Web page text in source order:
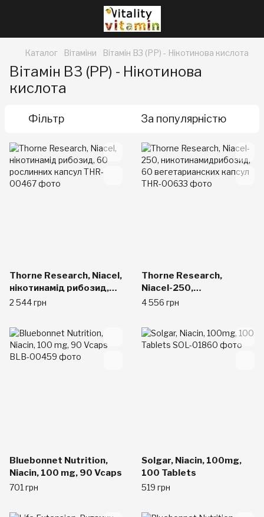
Каталог Вітаміни Вітамін B3 (PP) - Нікотинова кислота
Вітамін B3 (PP) - Нікотинова
кислота
Фільтр За популярністю
Thorne Research, Niacel,
нікотинамід рибозид,
60 рослинних капсул
2 544 грн
Thorne Research,
Niacel-250,
никотинамидрибозид,
капсул
4 556 грн
Bluebonnet Nutrition,
Niacin, 100 mg, 90 Vcaps
701 грн
Solgar, Niacin, 100mg,
100 Tablets
519 грн